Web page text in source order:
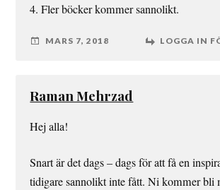
4. Fler böcker kommer sannolikt.
MARS 7, 2018 LOGGA IN
Raman Mehrzad
Hej alla!
Snart är det dags – dags för att få en
tidigare sannolikt inte fått. Ni kommer bli